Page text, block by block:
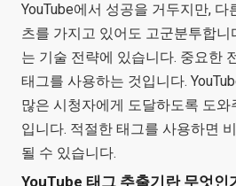
YouTube에서 성공을 거두지만,
츠를 가지고 있어도 고군분투합
는 기술 전략에 있습니다. 중요한
태그를 사용하는 것입니다.
많은 시청자에게 도달하도록 도
입니다. 적절한 태그를 사용하면
될 수 있습니다.
YouTube 태그 추출기란 무엇인